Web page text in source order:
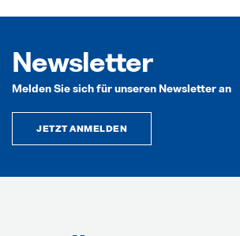
Newsletter
Melden Sie sich für unseren Newsletter an
JETZT ANMELDEN